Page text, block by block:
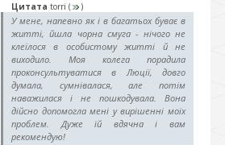
Цитата torri ( )
У мене, напевно як і в багатьох буває в
житті, йшла чорна смуга - нічого не
клеїлося в особистому житті й не
виходило. Моя колега порадила
проконсультуватися в Люції, довго
думала, сумнівалася, але потім
наважилася і не пошкодувала. Вона
дійсно допомогла мені у вирішенні моїх
проблем. Дуже їй вдячна і вам
рекомендую!